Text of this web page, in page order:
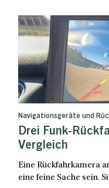
Navigationsgeräte und
Drei Funk-
Vergleich
Eine Rückfahrkamera
eine feine Sache sein.